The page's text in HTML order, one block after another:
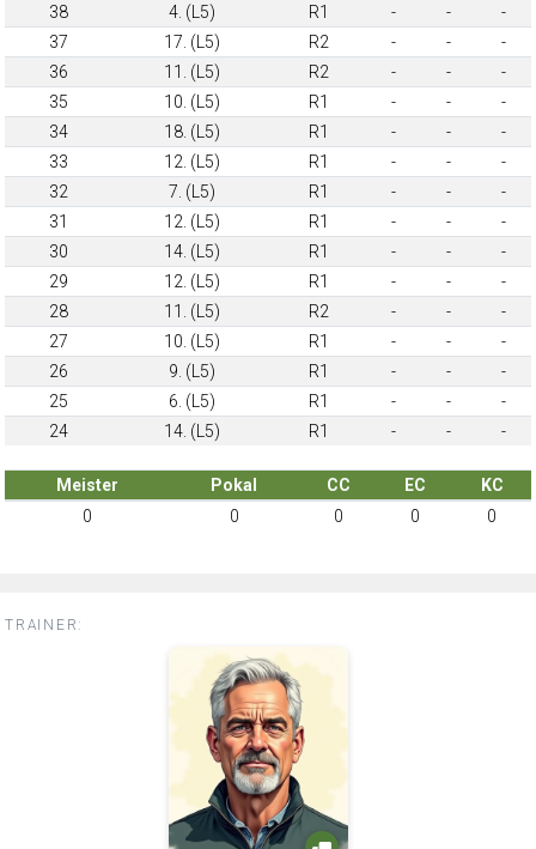
38
4. (L5) R1 - -
-
37
17. (L5) R2 - -
-
36
11. (L5) R2 - -
-
35
10. (L5) R1 - -
-
34
18. (L5) R1 - -
-
33
12. (L5) R1 - -
-
32
7. (L5) R1 - -
-
31
12. (L5) R1 - -
-
30
14. (L5) R1 - -
-
29
12. (L5) R1 - -
-
28
11. (L5) R2 - -
-
27
10. (L5) R1 - -
-
26
9. (L5) R1 - -
-
25
6. (L5) R1 - -
-
24
14. (L5) R1 - - -
Meister Pokal CC EC
KC
0
0 0 0 0
TRAINER: